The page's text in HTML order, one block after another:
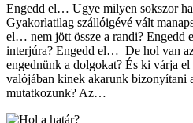
Engedd el… Ugye milyen sokszor
Gyakorlatilag szállóigévé vált
el… nem jött össze a randi?
interjúra? Engedd el… De hol van
engednünk a dolgokat? És ki várja el
valójában kinek akarunk bizonyítani
mutatkozunk? Az…